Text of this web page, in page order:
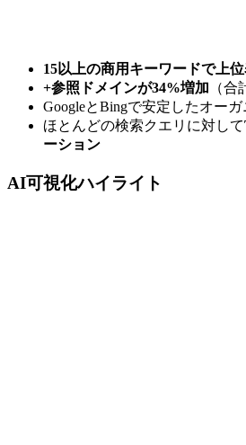
15以上の商用キーワードで上
+参照ドメインが34%増加 （合
GoogleとBingで安定したオー
ほとんどの検索クエリに対して
ーション
AI可視化ハイライト